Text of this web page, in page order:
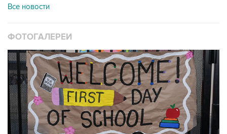
Все новости
ФОТОГАЛЕРЕИ